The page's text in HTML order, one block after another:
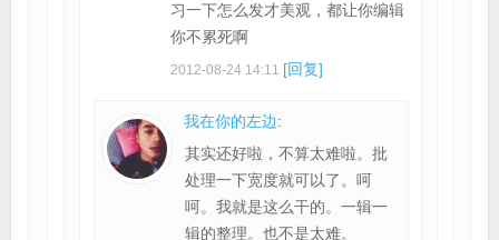
习一下怎么发才美观，都让你编辑
你不累死啊
2012-08-24 14:11 [回复]
我在你的左边:
其实还好啦，不算太难啦。批
处理一下宽度就可以了。呵
呵。我就是这么干的。一辑一
辑的整理。也不是太难。